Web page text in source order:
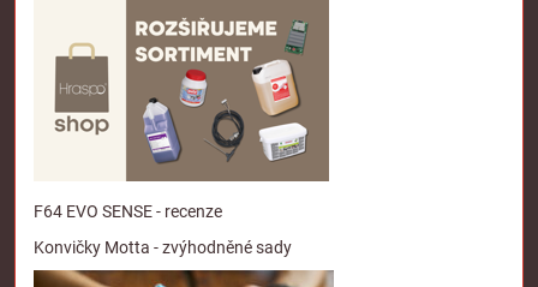
F64 EVO SENSE - recenze
Konvičky Motta - zvýhodněné sady